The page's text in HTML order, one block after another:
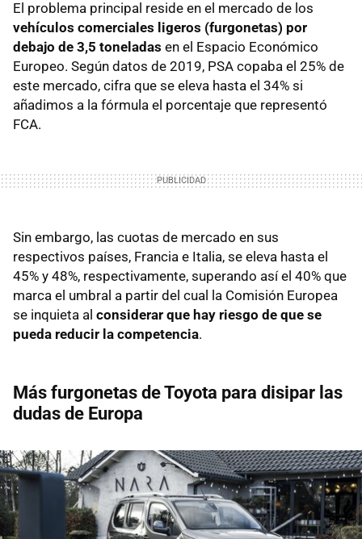
El problema principal reside en el mercado de los
vehículos comerciales ligeros (furgonetas) por
debajo de 3,5 toneladas en el Espacio Económico
Europeo. Según datos de 2019, PSA copaba el 25% de
este mercado, cifra que se eleva hasta el 34% si
añadimos a la fórmula el porcentaje que representó
FCA.
Sin embargo, las cuotas de mercado en sus
respectivos países, Francia e Italia, se eleva hasta el
45% y 48%, respectivamente, superando así el 40% que
marca el umbral a partir del cual la Comisión Europea
se inquieta al considerar que hay riesgo de que se
pueda reducir la competencia.
Más furgonetas de Toyota para disipar las
dudas de Europa